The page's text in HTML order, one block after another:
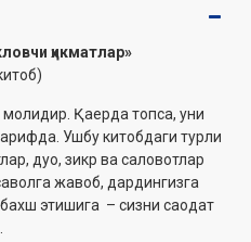
ҳикматлар»
молидир. Қаерда топса, уни
Ушбу китобдаги турли
дуо, зикр ва саловотлар
жавоб, дардингизга
этишига – сизни саодат